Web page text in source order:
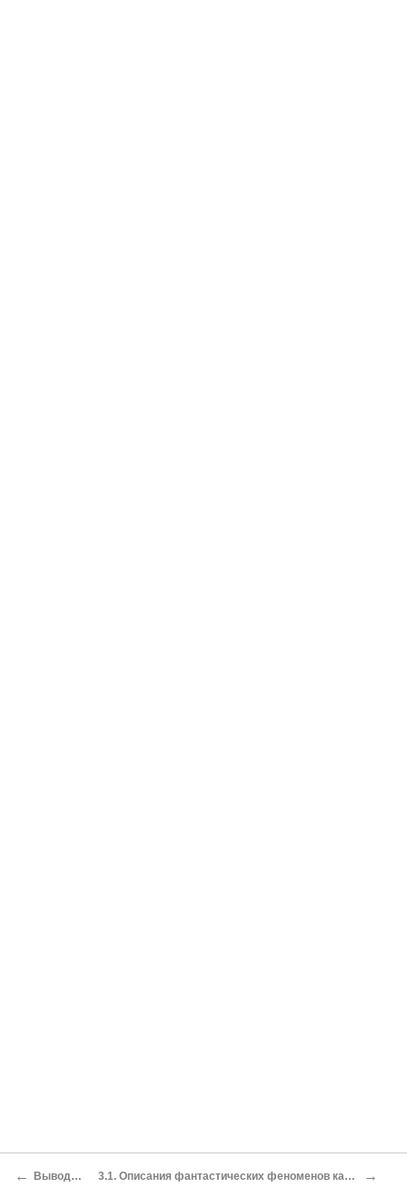
← Выводы по главе 3.1. Описания фантастических феноменов как конститутивный элемент стиля НФ →